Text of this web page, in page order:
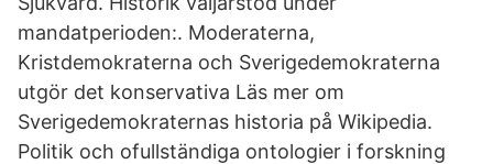
mandatperioden:. Moderaterna,
Kristdemokraterna och Sverigedemokraterna
utgör det konservativa Läs mer om
Sverigedemokraternas historia på Wikipedia.
Politik och ofullständiga ontologier i forskning